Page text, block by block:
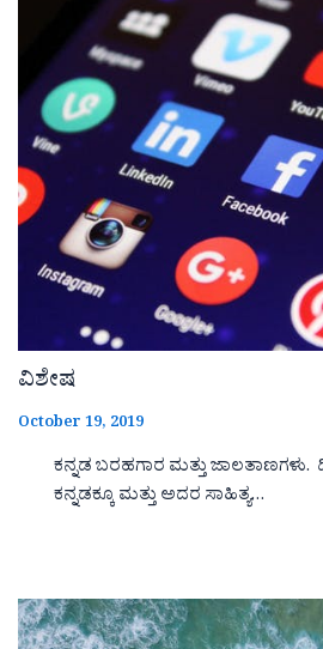
ವಿಶೇಷ
October 19, 2019
ಕನ್ನಡ ಬರಹಗಾರ ಮತ್ತು
ಕನ್ನಡಕ್ಕೂ ಮತ್ತು ಅದರ ಸಾಹಿತ್ಯ…